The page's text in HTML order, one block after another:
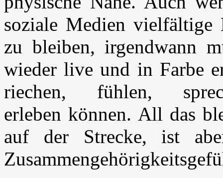
soziale Medien
zu bleiben, irgendwann
wieder live und in Farbe
riechen, fühlen,
erleben können. All das
auf der Strecke, ist